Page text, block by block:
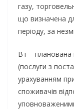
газу,
що визначена
періоду, за
Вт – планована
(послуги з
урахуванням
споживачів